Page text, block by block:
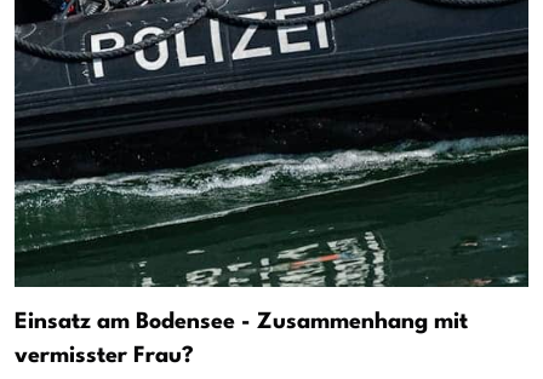
Einsatz am Bodensee - Zusammenhang mit
vermisster Frau?